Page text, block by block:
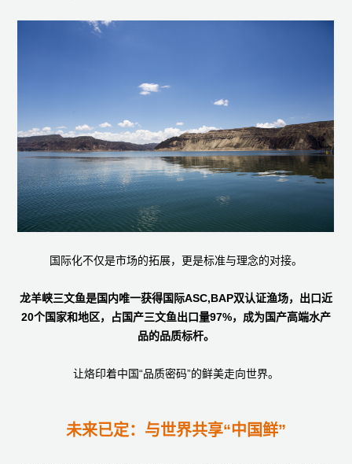
国际化不仅是市场的拓展，更是标准与理念的对接。
龙羊峡三文鱼是国内唯一获得国际ASC,BAP双认证渔场，出口近
20个国家和地区，占国产三文鱼出口量97%，成为国产高端水产
品的品质标杆。
让烙印着中国“品质密码”的鲜美走向世界。
未来已定：与世界共享“中国鲜”